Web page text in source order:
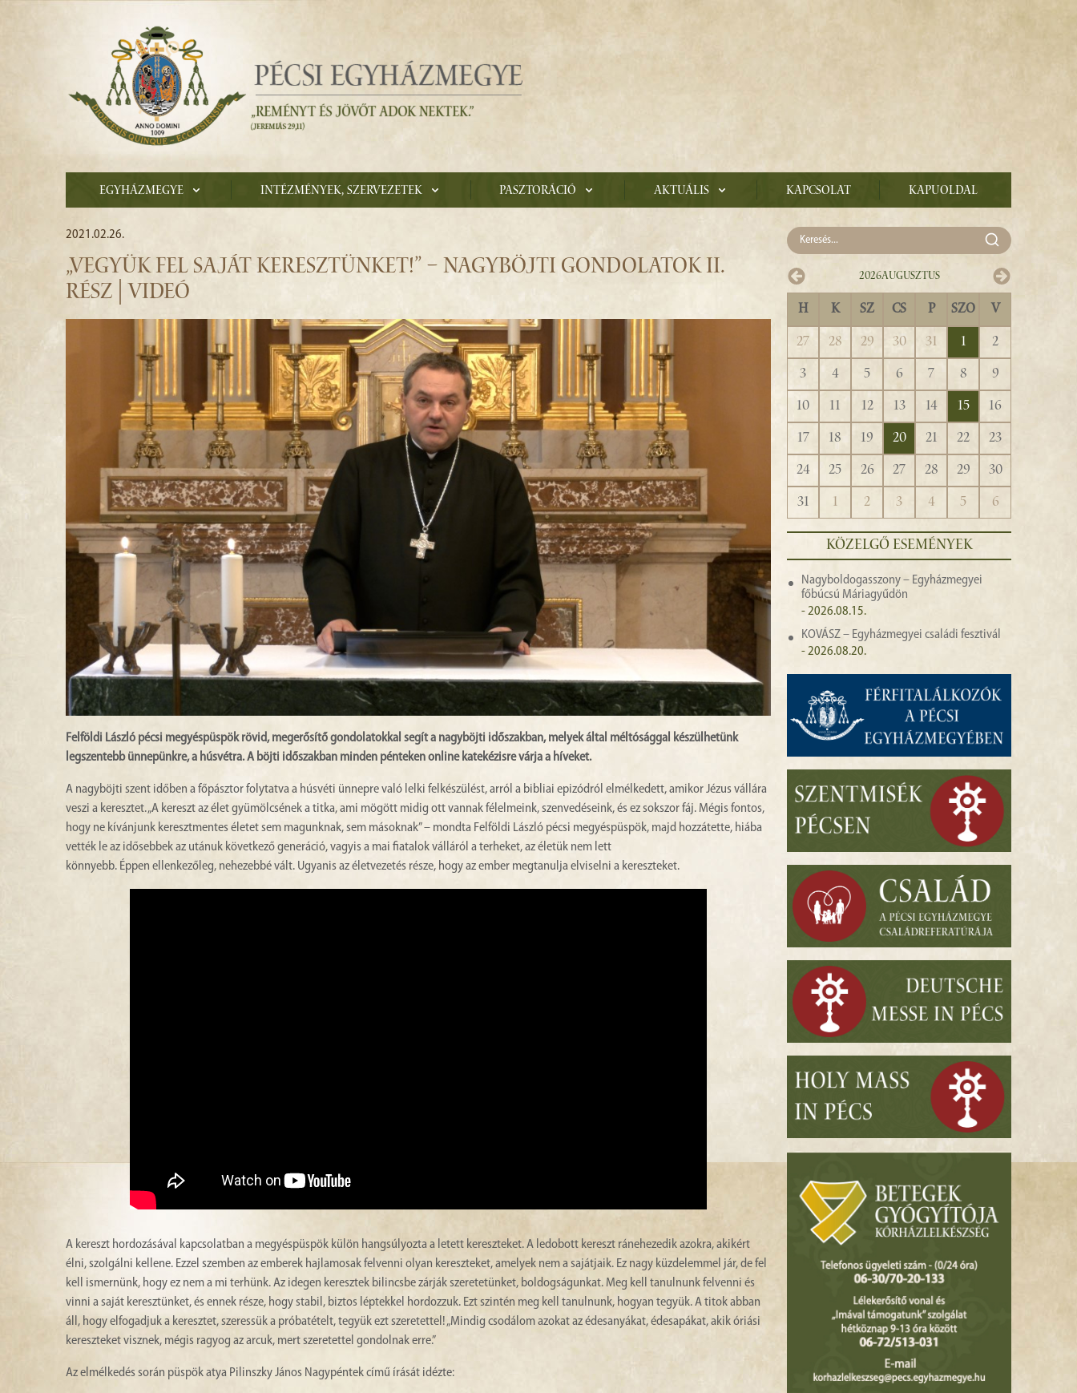
Egyházmegye Intézmények, szervezetek Pasztoráció Aktuális Kapcsolat Kapuoldal
2021.02.26.
„VEGYÜK FEL SAJÁT KERESZTÜNKET!” – NAGYBÖJTI GONDOLATOK II.
RÉSZ | VIDEÓ
Felföldi László pécsi megyéspüspök rövid, megerősítő gondolatokkal segít a nagyböjti időszakban, melyek által méltósággal készülhetünk
legszentebb ünnepünkre, a húsvétra. A böjti időszakban minden pénteken online katekézisre várja a híveket.
A nagyböjti szent időben a főpásztor folytatva a húsvéti ünnepre való lelki felkészülést, arról a bibliai epizódról elmélkedett, amikor Jézus vállára
veszi a keresztet. „A kereszt az élet gyümölcsének a titka, ami mögött midig ott vannak félelmeink, szenvedéseink, és ez sokszor fáj. Mégis fontos,
hogy ne kívánjunk keresztmentes életet sem magunknak, sem másoknak” – mondta Felföldi László pécsi megyéspüspök, majd hozzátette, hiába
vették le az idősebbek az utánuk következő generáció, vagyis a mai fiatalok válláról a terheket, az életük nem lett
könnyebb. Éppen ellenkezőleg, nehezebbé vált. Ugyanis az életvezetés része, hogy az ember megtanulja elviselni a kereszteket.
A kereszt hordozásával kapcsolatban a megyéspüspök külön hangsúlyozta a letett kereszteket. A ledobott kereszt ránehezedik azokra, akikért
élni, szolgálni kellene. Ezzel szemben az emberek hajlamosak felvenni olyan kereszteket, amelyek nem a sajátjaik. Ez nagy küzdelemmel jár, de fel
kell ismernünk, hogy ez nem a mi terhünk. Az idegen keresztek bilincsbe zárják szeretetünket, boldogságunkat. Meg kell tanulnunk felvenni és
vinni a saját keresztünket, és ennek része, hogy stabil, biztos léptekkel hordozzuk. Ezt szintén meg kell tanulnunk, hogyan tegyük. A titok abban
áll, hogy elfogadjuk a keresztet, szeressük a próbatételt, tegyük ezt szeretettel! „Mindig csodálom azokat az édesanyákat, édesapákat, akik óriási
kereszteket visznek, mégis ragyog az arcuk, mert szeretettel gondolnak erre.”
Az elmélkedés során püspök atya Pilinszky János Nagypéntek című írását idézte:
2026Augusztus
H K SZ CS P SZO V
27 28 29 30 31 1
2
3
4 5 6 7 8
9
10
11 12 13 14 15
16
17
18 19 20 21 22
23
24
25 26 27 28 29
30
31
1 2 3 4 5 6
KÖZELGŐ ESEMÉNYEK
Nagyboldogasszony – Egyházmegyei
főbúcsú Máriagyűdön
- 2026.08.15.
KOVÁSZ – Egyházmegyei családi fesztivál
- 2026.08.20.